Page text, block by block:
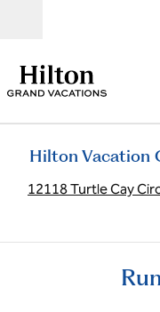
Hilton Vacation
12118 Turtle Cay